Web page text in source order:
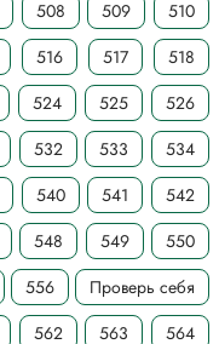
508 509
510
516 517
518
524 525
526
532 533
534
540 541
542
548 549
550
556
Проверь себя
562 563
564